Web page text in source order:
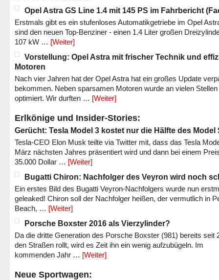
Opel Astra GS Line 1.4 mit 145 PS im Fahrbericht
Erstmals gibt es ein stufenloses Automatikgetriebe im Opel
sind den neuen Top-Benziner - einen 1.4 Liter großen
107 kW … [Weiter]
Vorstellung: Opel Astra mit frischer Technik und
Motoren
Nach vier Jahren hat der Opel Astra hat ein großes Update
bekommen. Neben sparsamen Motoren wurde an vielen Stellen
optimiert. Wir durften … [Weiter]
Erlkönige und Insider-Stories:
Gerücht: Tesla Model 3 kostet nur die Hälfte des Model
Tesla-CEO Elon Musk teilte via Twitter mit, dass das Tesla
März nächsten Jahres präsentiert wird und dann bei einem
35.000 Dollar … [Weiter]
Bugatti Chiron: Nachfolger des Veyron wird noch
Ein erstes Bild des Bugatti Veyron-Nachfolgers wurde nun
geleaked! Chiron soll der Nachfolger heißen, der vermutlich in
Beach, … [Weiter]
Porsche Boxster 2016 als Vierzylinder?
Da die dritte Generation des Porsche Boxster (981) bereits seit
den Straßen rollt, wird es Zeit ihn ein wenig aufzubügeln. Im
kommenden Jahr … [Weiter]
Neue Sportwagen: